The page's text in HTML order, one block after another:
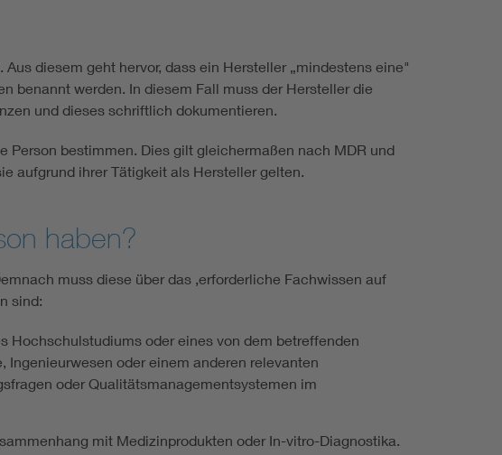
diesem geht hervor, dass ein Hersteller „mindestens eine"
benannt werden. In diesem Fall muss der Hersteller die
und dieses schriftlich dokumentieren.
bestimmen. Dies gilt gleichermaßen nach MDR und
aufgrund ihrer Tätigkeit als Hersteller gelten.
haben?
muss diese über das ‚erforderliche Fachwissen auf
sind:
Hochschulstudiums oder eines von dem betreffenden
oder einem anderen relevanten
oder Qualitätsmanagementsystemen im
mit Medizinprodukten oder In-vitro-Diagnostika.